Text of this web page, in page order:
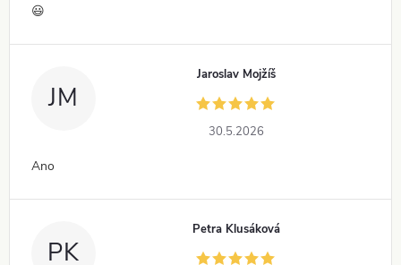
😃
JM
Jaroslav Mojžíš
30.5.2026
Ano
PK
Petra Klusáková